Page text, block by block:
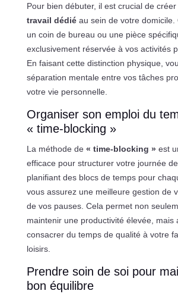
Pour bien débuter, il est crucial de créer
travail dédiéau sein de votre domicile.
un coin de bureau ou une pièce
exclusivement réservée à vos activités
En faisant cette distinction physique,
séparation mentale entre vos tâches
votre vie personnelle.
Organiser son emploi du
« time-blocking »
La méthode de « time-blocking »est
efficace pour structurer votre journée
planifiant des blocs de temps pour
vous assurez une meilleure gestion de
de vos pauses. Cela permet non
maintenir une productivité élevée, mais
consacrer du temps de qualité à votre
loisirs.
Prendre soin de soi pour
bon équilibre